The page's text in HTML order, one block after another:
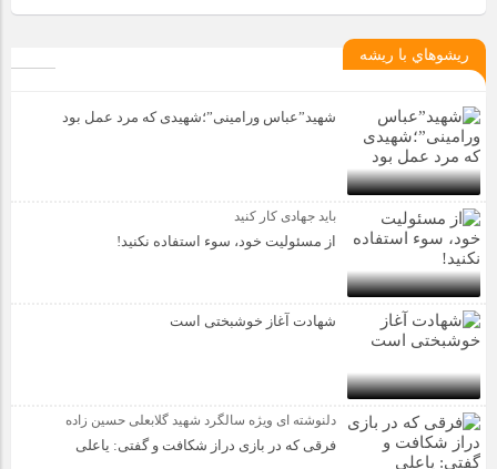
ريشوهاي با ريشه
شهید”عباس ورامینی”؛شهیدی که مرد عمل بود
باید جهادی کار کنید
از مسئولیت خود، سوء استفاده نکنید!
شهادت آغاز خوشبختی است
دلنوشته ای ویژه سالگرد شهید گلابعلی حسین زاده
فرقی که در بازی دراز شکافت و گفتی: یاعلی